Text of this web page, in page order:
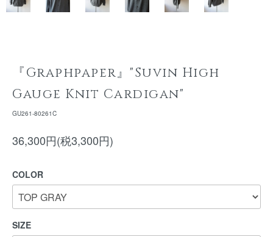
『Graphpaper』"Suvin High
Gauge Knit Cardigan"
GU261-80261C
36,300円(税3,300円)
COLOR
SIZE